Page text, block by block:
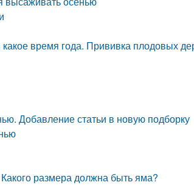
время года. Прививка плодовых
Добавление статьи в новую подборку
размера должна быть яма?